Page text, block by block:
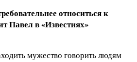
относиться к
Павел в «Известиях»
мужество говорить людям